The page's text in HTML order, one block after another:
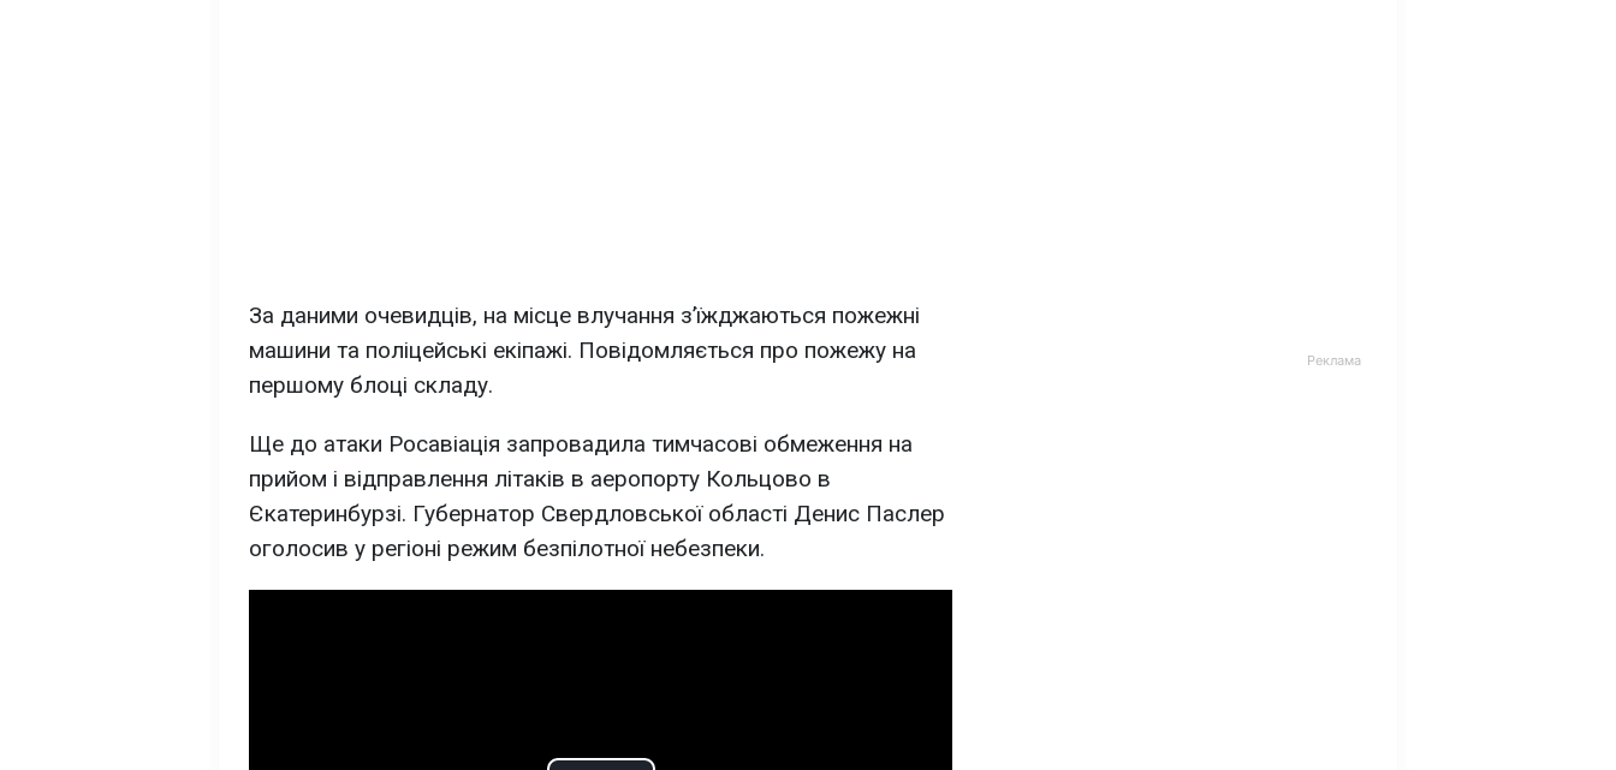
За даними очевидців, на місце влучання зʼїжджаються пожежні
машини та поліцейські екіпажі. Повідомляється про пожежу на
першому блоці складу.
Ще до атаки Росавіація запровадила тимчасові обмеження на
прийом і відправлення літаків в аеропорту Кольцово в
Єкатеринбурзі. Губернатор Свердловської області Денис Паслер
оголосив у регіоні режим безпілотної небезпеки.